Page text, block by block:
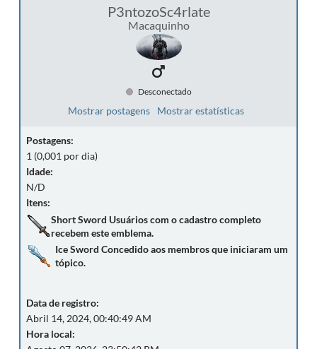
P3ntozoSc4rlate
Macaquinho
Desconectado
Mostrar postagens Mostrar estatísticas
Postagens:
1 (0,001 por dia)
Idade:
N/D
Itens:
Short Sword Usuários com o cadastro completo
recebem este emblema.
Ice Sword Concedido aos membros que iniciaram um
tópico.
Data de registro:
Abril 14, 2024, 00:40:49 AM
Hora local: